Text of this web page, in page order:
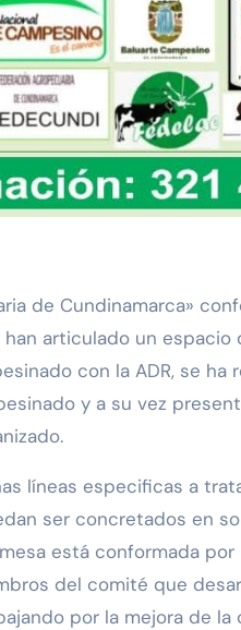
de Cundinamarca»
articulado un
con la ADR, se ha
y a su vez
líneas especificas a
ser concretados en
está conformada
del comité que
por la mejora de